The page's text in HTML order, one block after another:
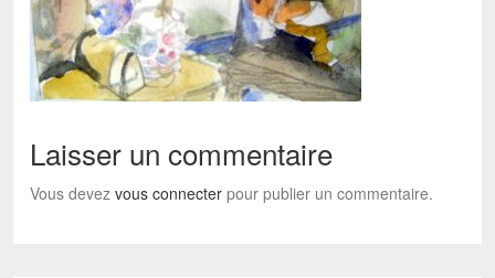
Laisser un commentaire
Vous devez vous connecter pour publier un commentaire.